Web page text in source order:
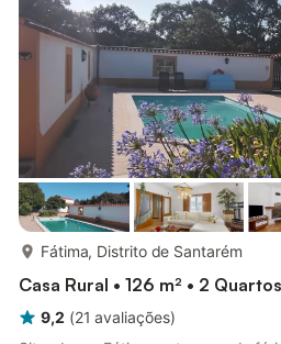
partilhada e de um espaço exterior
aberto, ter...
Fátima, Distrito de Santarém
Casa Rural • 126 m² • 2 Quartos
9,2 (21 avaliações)